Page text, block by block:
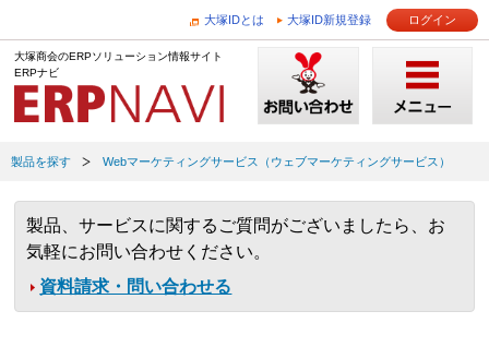
大塚IDとは 大塚ID新規登録 ログイン
大塚商会のERPソリューション情報サイト
ERPナビ
製品を探す Webマーケティングサービス（ウェブマーケティングサービス）
製品、サービスに関するご質問がございましたら、お
気軽にお問い合わせください。
資料請求・問い合わせる